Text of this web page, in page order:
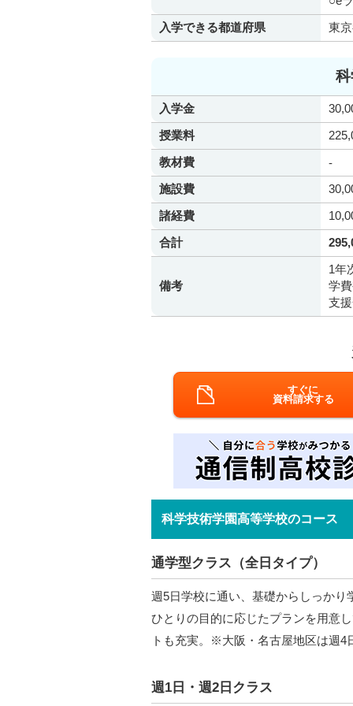
入学できる都道府県
東
入学金
授業料
教材費
-
施設費
諸経費
合計
備考
1年
学
支
すぐに
資料請求する
科学技術学園高等学校のコース
通学型クラス（全日タイプ）
週5日学校に通い、基礎からしっか
ひとりの目的に応じたプランを用意
トも充実。※大阪・名古屋地区は週4
週1日・週2日クラス